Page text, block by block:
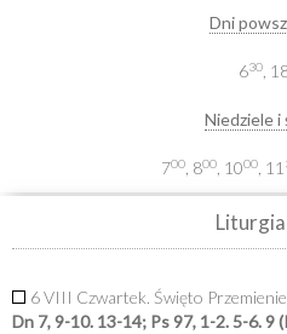
Dni
630 ,
Niedziele i
700 , 800 , 1000 , 11
6 VIII Czwartek. Święto
Dn 7, 9-10. 13-14; Ps 97, 1-2. 5-6. 9